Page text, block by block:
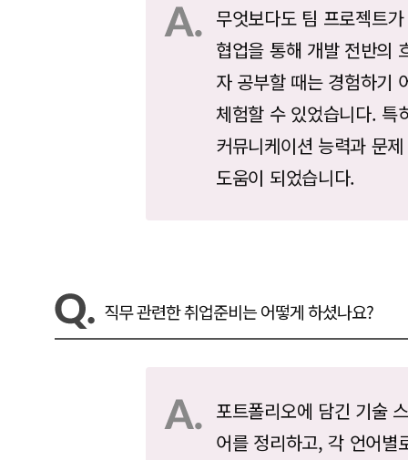
무엇보다도 팀 프로젝트
협업을 통해 개발 전반의
자 공부할 때는 경험하기
체험할 수 있었습니다. 특
커뮤니케이션 능력과 문
도움이 되었습니다.
직무 관련한 취업준비는 어떻게 하셨나요?
포트폴리오에 담긴 기술
어를 정리하고, 각 언어별